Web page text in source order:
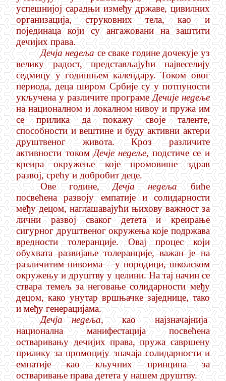
успешнијој сарадњи између државе, цивилних
организација, струковних тела, као и
појединаца који су ангажовани на заштити
дечијих права.
Дечја недељасе сваке године дочекује уз
велику радост, представљајући највеселију
седмицу у годишњем календару. Током овог
периода, деца широм Србије су у потпуности
укључена у различите програмеДечије недеље
на националном и локалном нивоу и пружа им
се прилика да покажу своје таленте,
способности и вештине и буду активни актери
друштвеног живота. Кроз различите
активности токомДечје недеље,подстиче се и
креира окружење које промовише здрав
развој, срећу и добробит деце.
Ове године,Дечја недељабиће
посвећена развоју емпатије и солидарности
међу децом, наглашавајући њихову важност за
лични развој сваког детета и креирање
сигурног друштвеног окружења које подржава
вредности толеранције. Овај процес који
обухвата развијање толеранције, важан је на
различитим нивоима – у породици, школском
окружењу и друштву у целини. На тај начин се
ствара темељ за неговање солидарности међу
децом, како унутар вршњачке заједнице, тако
и међу генерацијама.
Дечја недеља,као најзначајнија
национална манифестација посвећена
остваривању дечијих права, пружа савршену
прилику за промоцију значаја солидарности и
емпатије као кључних принципа за
остваривање права детета у нашем друштву.